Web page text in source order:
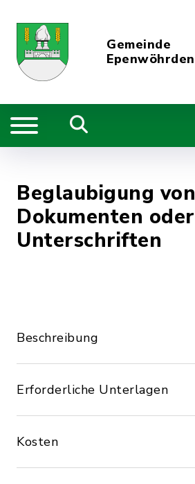
Gemeinde
Epenwöhrden
Beglaubigung von
Dokumenten oder
Unterschriften
Beschreibung
Erforderliche Unterlagen
Kosten